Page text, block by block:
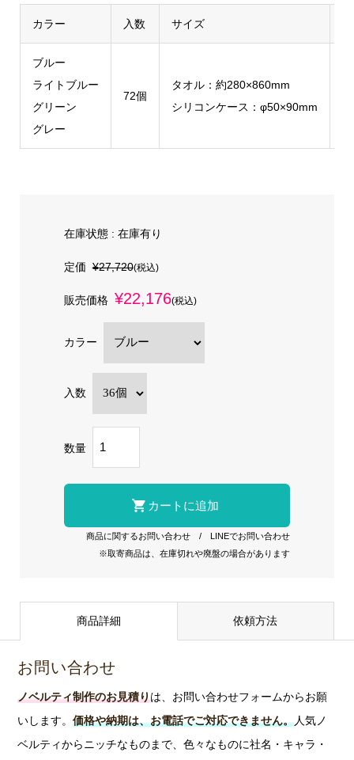
カラー 入数 サイズ
ブルー
ライトブルー
グリーン
グレー
72個
タオル：約280×860mm
シリコンケース：φ50×90mm
在庫状態 : 在庫有り
定価¥27,720(税込)
販売価格 ¥22,176(税込)
カラー
入数
数量
商品に関するお問い合わせ /LINEでお問い合わせ
※取寄商品は、在庫切れや廃盤の場合があります
商品詳細 依頼方法
お問い合わせ
ノベルティ制作のお見積り は、お問い合わせフォームからお願
いします。価格や納期は、お電話でご対応できません。人気ノ
ベルティからニッチなものまで、色々なものに社名・キャラ・